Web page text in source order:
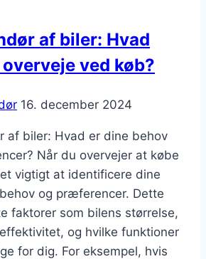
af biler: Hvad
ved køb?
16. december 2024
af biler: Hvad er dine behov
Når du overvejer at købe
vigtigt at identificere dine
og præferencer. Dette
faktorer som bilens størrelse,
og hvilke funktioner
for dig. For eksempel, hvis